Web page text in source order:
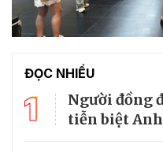
ĐỌC NHIỀU
1
Người đồng
tiễn biệt Anh